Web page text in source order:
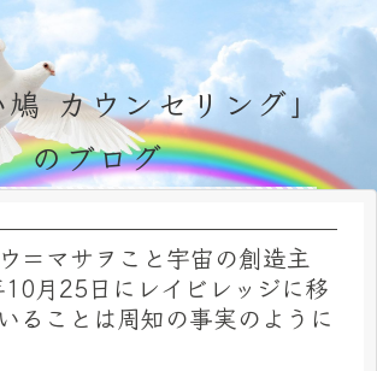
鳩 カウンセリング」
のブログ
＝マサヲこと宇宙の創造主
月25日にレイビレッジに移
ることは周知の事実のように